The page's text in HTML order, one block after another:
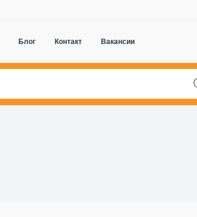
Блог Контакт Вакансии